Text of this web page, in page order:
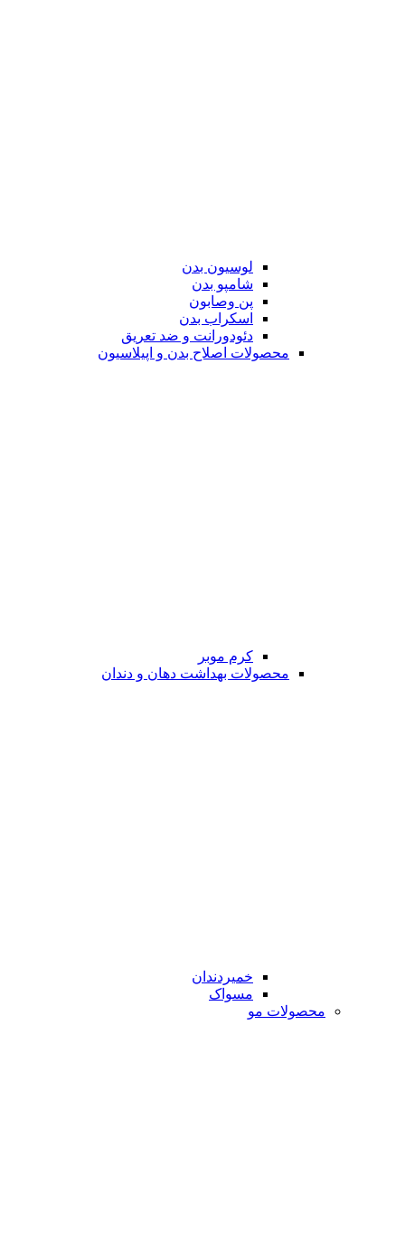
لوسیون بدن
شامپو بدن
پن وصابون
اسکراب بدن
دئودورانت و ضد تعریق
محصولات اصلاح بدن و اپیلاسیون
کرم موبر
محصولات بهداشت دهان و دندان
خمیردندان
مسواک
محصولات مو